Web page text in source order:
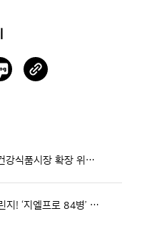
정관장, 신라면세점과 건강식품시장 확장 위해 업무협약 체결
정관장, 12주간 감당챌린지! ‘지엘프로 84병’ 출시